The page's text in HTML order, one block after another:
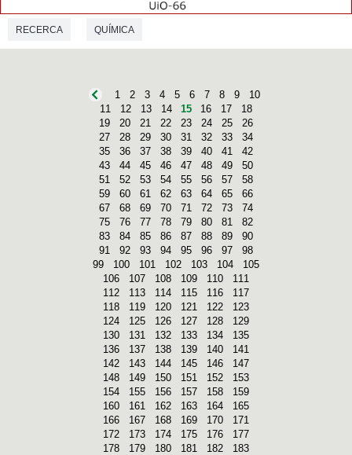
RECERCA QUÍMICA
1 2 3 4 5 6 7 8 9
10
11
12 13 14 15 16 17
18
19
20 21 22 23 24 25
26
27
28 29 30 31 32 33
34
35
36 37 38 39 40 41
42
43
44 45 46 47 48 49
50
51
52 53 54 55 56 57
58
59
60 61 62 63 64 65
66
67
68 69 70 71 72 73
74
75
76 77 78 79 80 81
82
83
84 85 86 87 88 89
90
91
92 93 94 95 96 97
98
99
100 101 102 103 104
105
106
107 108 109 110
111
112
113 114 115 116
117
118
119 120 121 122
123
124
125 126 127 128
129
130
131 132 133 134
135
136
137 138 139 140
141
142
143 144 145 146
147
148
149 150 151 152
153
154
155 156 157 158
159
160
161 162 163 164
165
166
167 168 169 170
171
172
173 174 175 176
177
178
179 180 181 182
183